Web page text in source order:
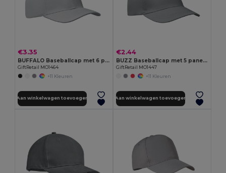
€3.35
BUFFALO Baseballcap met 6 panelen
GiftRetail MO1464
+11 Kleuren
Aan winkelwagen toevoegen
€2.44
BUZZ Baseballcap met 5 panelen
GiftRetail MO1447
+11 Kleuren
Aan winkelwagen toevoegen